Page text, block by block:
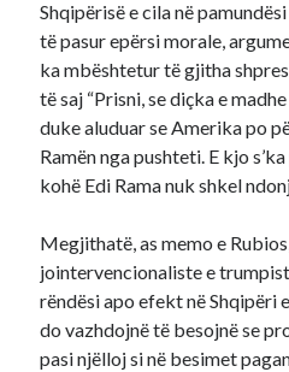
Shqipërisë e cila në
të pasur epërsi morale,
ka mbështetur të gjitha
të saj “Prisni, se diçka e
duke aluduar se Amerika po
Ramën nga pushteti. E kjo
kohë Edi Rama nuk shkel
Megjithatë, as memo e
jointervencionaliste e
rëndësi apo efekt në
do vazhdojnë të besojnë se
pasi njëlloj si në besimet